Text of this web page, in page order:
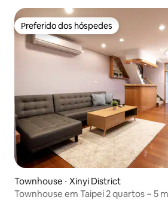
Preferido dos hóspedes
Preferido dos hóspedes
Townhouse ⋅ Xinyi District
Townhouse em Taipei 2 quartos ~ 5